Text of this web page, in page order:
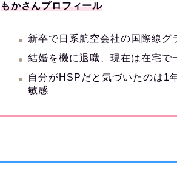
もかさんプロフィール
新卒で日系航空会社の国際線グ
結婚を機に退職、現在は在宅で
自分がHSPだと気づいたのは1
敏感